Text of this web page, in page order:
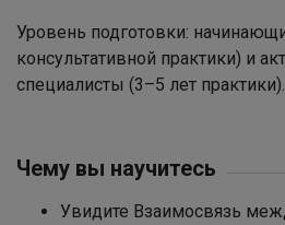
Уровень подготовки:
консультативной практики) и
специалисты (3–5 лет практики).
Чему вы научитесь
Увидите Взаимосвязь